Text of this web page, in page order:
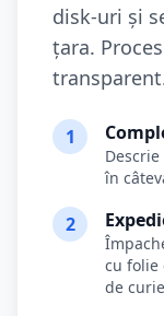
disk-uri și
țara.
1
în
2
cu folie
de